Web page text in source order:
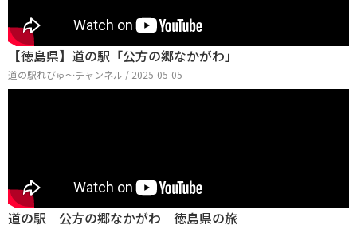
【徳島県】道の駅「公方の郷なかがわ」
道の駅れびゅ〜チャンネル / 2025-05-05
道の駅 公方の郷なかがわ 徳島県の旅